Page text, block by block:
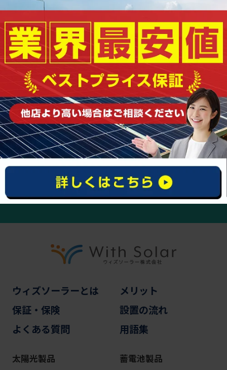
│一覧へ戻る│
まずはお気軽にご相談ください
0120-963-425
受付時間｜10:00〜18:00（平日）
お問い合わせ・無料相談
ウィズソーラーとは
メリット
保証・保険
設置の流れ
よくある質問
用語集
太陽光製品
蓄電池製品